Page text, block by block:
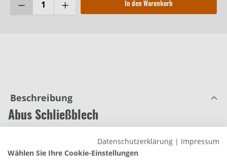
In den Warenkorb
Beschreibung
Abus Schließblech
Maße (L x B x H): 170 x 20 x 20 mm
Datenschutzerklärung | Impressum
Wählen Sie Ihre Cookie-Einstellungen